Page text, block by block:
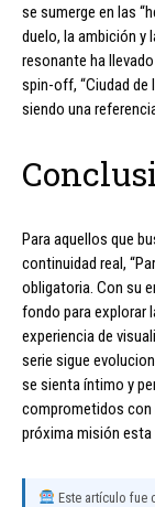
se sumerge en las
duelo, la ambición y
resonante ha
spin-off, “Ciudad de
siendo una
Para aquellos que
continuidad real,
obligatoria. Con su
fondo para explorar
experiencia de
serie sigue
se sienta íntimo y
comprometidos con
próxima misión esta
Este artículo fue